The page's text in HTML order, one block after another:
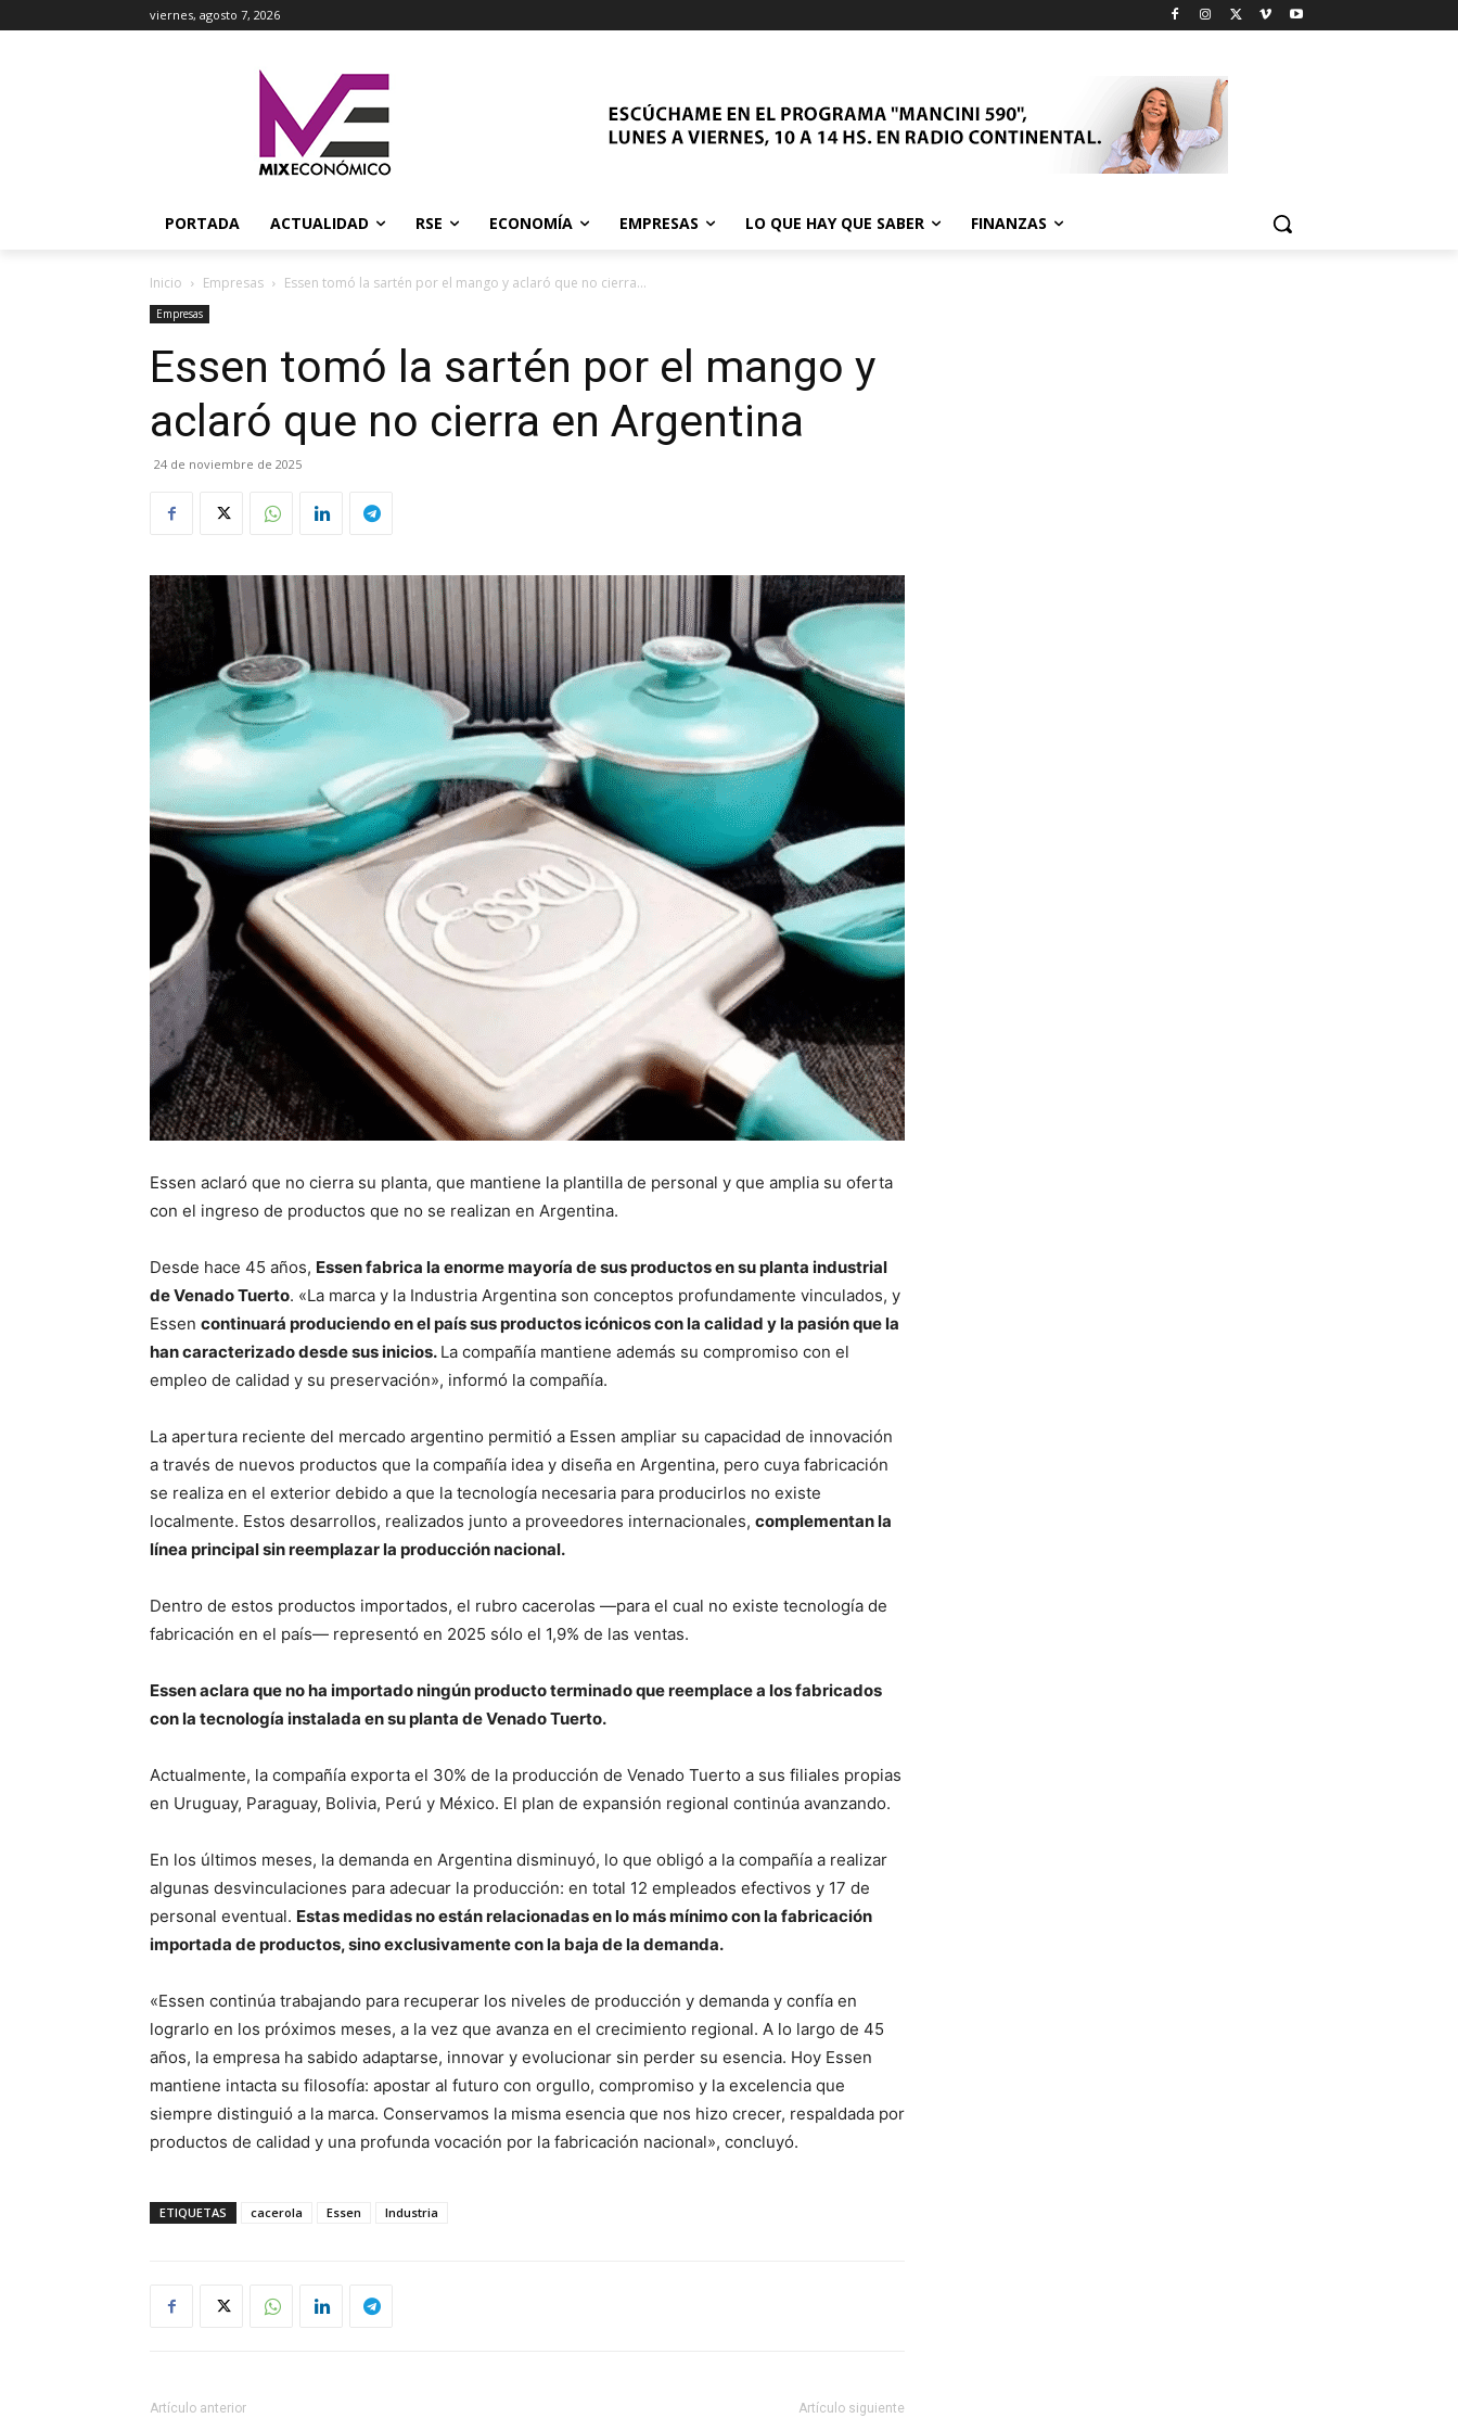
viernes, agosto 7, 2026
PORTADA ACTUALIDAD RSE ECONOMÍA EMPRESAS LO QUE HAY QUE SABER FINANZAS
Inicio Empresas Essen tomó la sartén por el mango y aclaró que no cierra...
Empresas
Essen tomó la sartén por el mango y
aclaró que no cierra en Argentina
24 de noviembre de 2025
Essen aclaró que no cierra su planta, que mantiene la plantilla de personal y que amplia su oferta
con el ingreso de productos que no se realizan en Argentina.
Desde hace 45 años, Essen fabrica la enorme mayoría de sus productos en su planta industrial
de Venado Tuerto. «La marca y la Industria Argentina son conceptos profundamente vinculados, y
Essen continuará produciendo en el país sus productos icónicos con la calidad y la pasión que la
han caracterizado desde sus inicios. La compañía mantiene además su compromiso con el
empleo de calidad y su preservación», informó la compañía.
La apertura reciente del mercado argentino permitió a Essen ampliar su capacidad de innovación
a través de nuevos productos que la compañía idea y diseña en Argentina, pero cuya fabricación
se realiza en el exterior debido a que la tecnología necesaria para producirlos no existe
localmente. Estos desarrollos, realizados junto a proveedores internacionales, complementan la
línea principal sin reemplazar la producción nacional.
Dentro de estos productos importados, el rubro cacerolas —para el cual no existe tecnología de
fabricación en el país— representó en 2025 sólo el 1,9% de las ventas.
Essen aclara que no ha importado ningún producto terminado que reemplace a los fabricados
con la tecnología instalada en su planta de Venado Tuerto.
Actualmente, la compañía exporta el 30% de la producción de Venado Tuerto a sus filiales propias
en Uruguay, Paraguay, Bolivia, Perú y México. El plan de expansión regional continúa avanzando.
En los últimos meses, la demanda en Argentina disminuyó, lo que obligó a la compañía a realizar
algunas desvinculaciones para adecuar la producción: en total 12 empleados efectivos y 17 de
personal eventual. Estas medidas no están relacionadas en lo más mínimo con la fabricación
importada de productos, sino exclusivamente con la baja de la demanda.
«Essen continúa trabajando para recuperar los niveles de producción y demanda y confía en
lograrlo en los próximos meses, a la vez que avanza en el crecimiento regional. A lo largo de 45
años, la empresa ha sabido adaptarse, innovar y evolucionar sin perder su esencia. Hoy Essen
mantiene intacta su filosofía: apostar al futuro con orgullo, compromiso y la excelencia que
siempre distinguió a la marca. Conservamos la misma esencia que nos hizo crecer, respaldada por
productos de calidad y una profunda vocación por la fabricación nacional», concluyó.
ETIQUETAS cacerola Essen Industria
Artículo anterior Artículo siguiente